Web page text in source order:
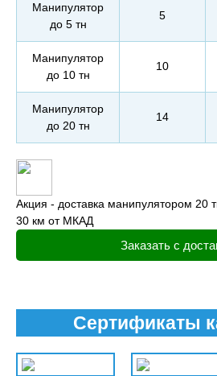
Манипулятор
до 5 тн
5
Манипулятор
до 10 тн
10
Манипулятор
до 20 тн
14
Акция - доставка манипулятором 20
30 км от МКАД
Заказать с
Сертификаты